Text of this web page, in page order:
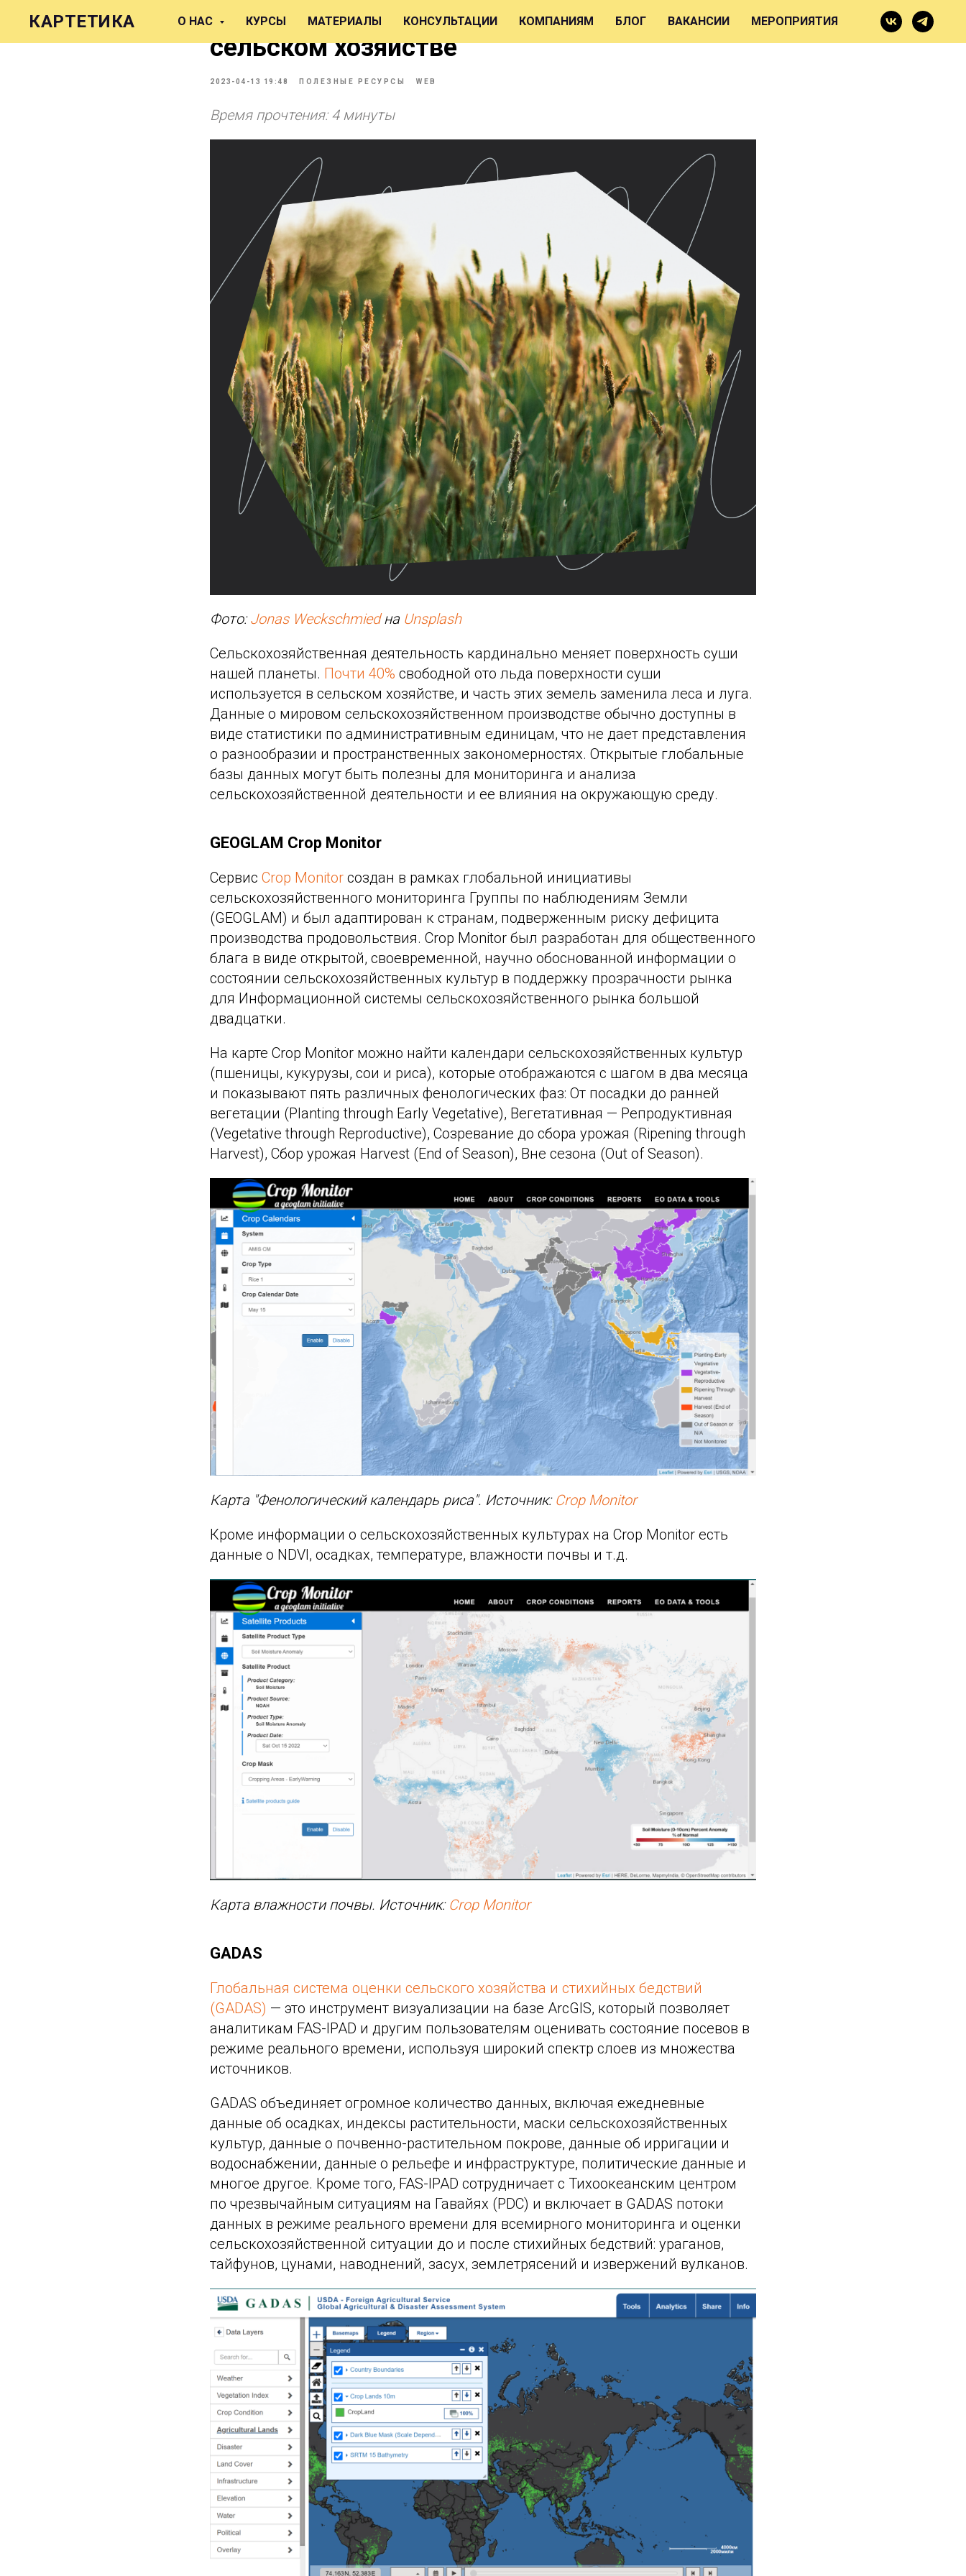
КАРТЕТИКА О НАС КУРСЫ МАТЕРИАЛЫ КОНСУЛЬТАЦИИ КОМПАНИЯМ БЛОГ ВАКАНСИИ МЕРОПРИЯТИЯ
Пять открытых сервисов с данными о
сельском хозяйстве
2023-04-13 19:48 ПОЛЕЗНЫЕ РЕСУРСЫ WEB
Время прочтения: 4 минуты
Фото:Jonas Weckschmiedна Unsplash
Сельскохозяйственная деятельность кардинально меняет поверхность суши
нашей планеты. Почти 40% свободной ото льда поверхности суши
используется в сельском хозяйстве, и часть этих земель заменила леса и луга.
Данные о мировом сельскохозяйственном производстве обычно доступны в
виде статистики по административным единицам, что не дает представления
о разнообразии и пространственных закономерностях. Открытые глобальные
базы данных могут быть полезны для мониторинга и анализа
сельскохозяйственной деятельности и ее влияния на окружающую среду.
GEOGLAM Crop Monitor
Сервис Crop Monitor создан в рамках глобальной инициативы
сельскохозяйственного мониторинга Группы по наблюдениям Земли
(GEOGLAM) и был адаптирован к странам, подверженным риску дефицита
производства продовольствия. Crop Monitor был разработан для общественного
блага в виде открытой, своевременной, научно обоснованной информации о
состоянии сельскохозяйственных культур в поддержку прозрачности рынка
для Информационной системы сельскохозяйственного рынка большой
двадцатки.
На карте Crop Monitor можно найти календари сельскохозяйственных культур
(пшеницы, кукурузы, сои и риса), которые отображаются с шагом в два месяца
и показывают пять различных фенологических фаз: От посадки до ранней
вегетации (Planting through Early Vegetative), Вегетативная — Репродуктивная
(Vegetative through Reproductive), Созревание до сбора урожая (Ripening through
Harvest), Сбор урожая Harvest (End of Season), Вне сезона (Out of Season).
Карта "Фенологический календарь риса". Источник: Crop Monitor
Кроме информации о сельскохозяйственных культурах на Crop Monitor есть
данные о NDVI, осадках, температуре, влажности почвы и т.д.
Карта влажности почвы. Источник: Crop Monitor
GADAS
Глобальная система оценки сельского хозяйства и стихийных бедствий
(GADAS) — это инструмент визуализации на базе ArcGIS, который позволяет
аналитикам FAS-IPAD и другим пользователям оценивать состояние посевов в
режиме реального времени, используя широкий спектр слоев из множества
источников.
GADAS объединяет огромное количество данных, включая ежедневные
данные об осадках, индексы растительности, маски сельскохозяйственных
культур, данные о почвенно-растительном покрове, данные об ирригации и
водоснабжении, данные о рельефе и инфраструктуре, политические данные и
многое другое. Кроме того, FAS-IPAD сотрудничает с Тихоокеанским центром
по чрезвычайным ситуациям на Гавайях (PDC) и включает в GADAS потоки
данных в режиме реального времени для всемирного мониторинга и оценки
сельскохозяйственной ситуации до и после стихийных бедствий: ураганов,
тайфунов, цунами, наводнений, засух, землетрясений и извержений вулканов.